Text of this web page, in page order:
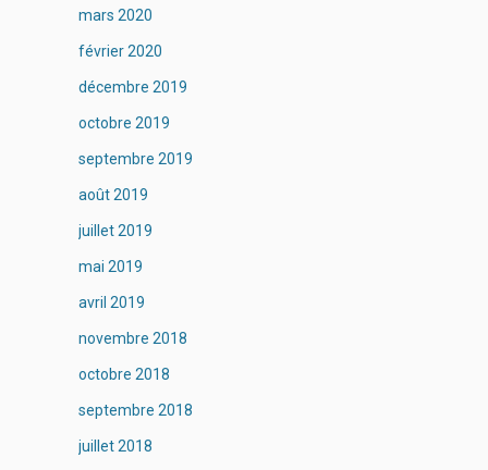
mars 2020
février 2020
décembre 2019
octobre 2019
septembre 2019
août 2019
juillet 2019
mai 2019
avril 2019
novembre 2018
octobre 2018
septembre 2018
juillet 2018